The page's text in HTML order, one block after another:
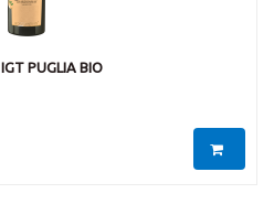
PUGLIA BIO